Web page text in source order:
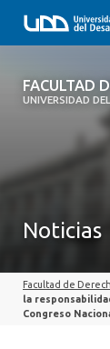
FACULTAD
UNIVERSIDAD
FACULTAD
SOBRE LA
PROFESORES
Noticias
Facultad de
la
Congreso